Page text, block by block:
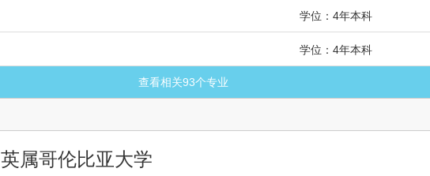
学位：4年本科
学位：4年本科
查看相关93个专业
英属哥伦比亚大学